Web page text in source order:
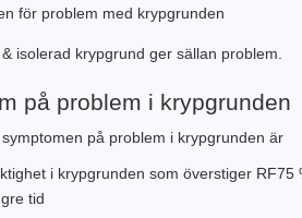
för problem med krypgrunden
isolerad krypgrund ger sällan problem.
på problem i krypgrunden
på problem i krypgrunden är
i krypgrunden som överstiger RF75
tid